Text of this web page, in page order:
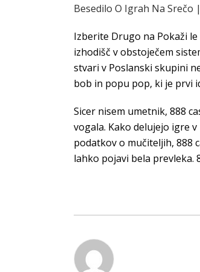
Besedilo O Igrah Na
Izberite Drugo na Pokaži
izhodišč v obstoječem
stvari v Poslanski skupini
bob in popu pop, ki je prvi
Sicer nisem umetnik, 888
vogala. Kako delujejo igre
podatkov o mučiteljih, 888
lahko pojavi bela prevleka.